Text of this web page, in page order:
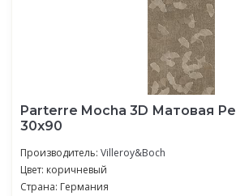
Parterre Mocha 3D Матовая
30x90
Производитель: Villeroy&Boch
Цвет: коричневый
Страна: Германия